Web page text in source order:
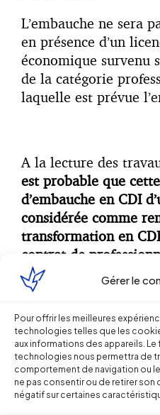
Gérer le
Pour offrir les meilleures
technologies telles que les
aux informations des appareils.
technologies nous permettra de
comportement de navigation ou
ne pas consentir ou de retirer
négatif sur certaines
L’embauche ne sera
en présence d’un
économique survenu
de la catégorie
laquelle est prévue
A la lecture des
est probable que
d’embauche en CDI
considérée comme
transformation en CDI
contrat de
contrat d’apprentissage
précédent contrat ait